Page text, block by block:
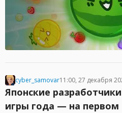
cyber_samovar11:00, 27 декабря
Японские
игры года — на первом